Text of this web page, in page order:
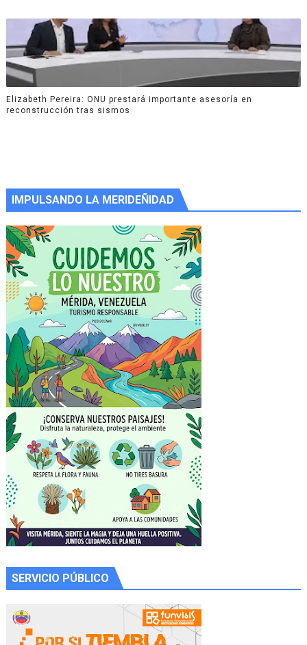
Elizabeth Pereira: ONU prestará importante asesoría en
reconstrucción tras sismos
IMPULSANDO LA MERIDEÑIDAD
SERVICIO PÚBLICO